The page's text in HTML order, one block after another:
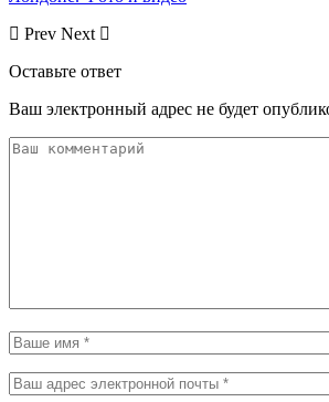
Prev Next
Оставьте ответ
Ваш электронный адрес не будет